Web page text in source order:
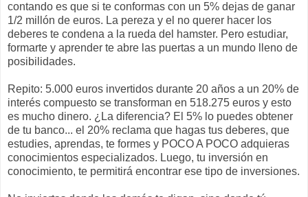
contando es que si te conformas con un 5% dejas de ganar
1/2 millón de euros. La pereza y el no querer hacer los
deberes te condena a la rueda del hamster. Pero estudiar,
formarte y aprender te abre las puertas a un mundo lleno de
posibilidades.
Repito: 5.000 euros invertidos durante 20 años a un 20% de
interés compuesto se transforman en 518.275 euros y esto
es mucho dinero. ¿La diferencia? El 5% lo puedes obtener
de tu banco... el 20% reclama que hagas tus deberes, que
estudies, aprendas, te formes y POCO A POCO adquieras
conocimientos especializados. Luego, tu inversión en
conocimiento, te permitirá encontrar ese tipo de inversiones.